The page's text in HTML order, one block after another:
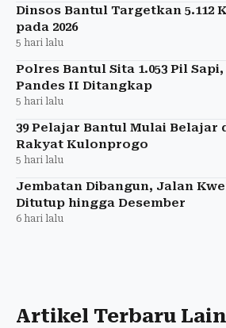
Dinsos Bantul Targetkan 5.112
pada 2026
5 hari lalu
Polres Bantul Sita 1.053 Pil
Pandes II Ditangkap
5 hari lalu
39 Pelajar Bantul Mulai Belajar
Rakyat Kulonprogo
5 hari lalu
Jembatan Dibangun, Jalan
Ditutup hingga Desember
6 hari lalu
Artikel Terbaru